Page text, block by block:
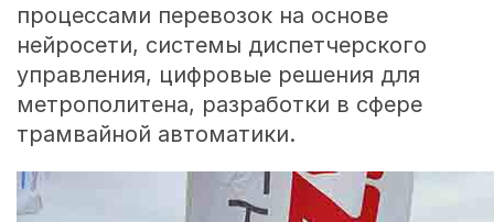
процессами перевозок на основе
нейросети, системы диспетчерского
управления, цифровые решения для
метрополитена, разработки в сфере
трамвайной автоматики.